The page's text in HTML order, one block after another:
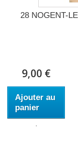
28 NOGENT-
9,00 €
Ajouter au
panier